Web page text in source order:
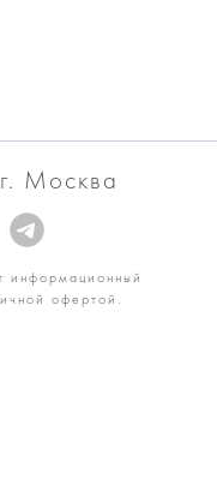
Москва
информационный
офертой.